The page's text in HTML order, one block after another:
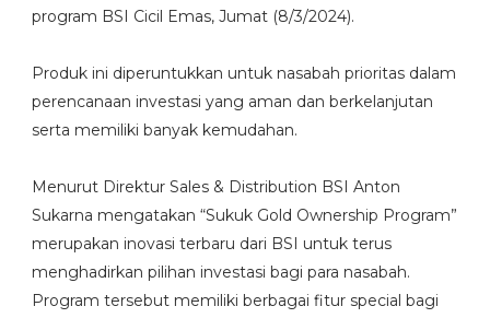
program BSI Cicil Emas, Jumat (8/3/2024).
Produk ini diperuntukkan untuk nasabah prioritas dalam
perencanaan investasi yang aman dan berkelanjutan
serta memiliki banyak kemudahan.
Menurut Direktur Sales & Distribution BSI Anton
Sukarna mengatakan “Sukuk Gold Ownership Program”
merupakan inovasi terbaru dari BSI untuk terus
menghadirkan pilihan investasi bagi para nasabah.
Program tersebut memiliki berbagai fitur special bagi